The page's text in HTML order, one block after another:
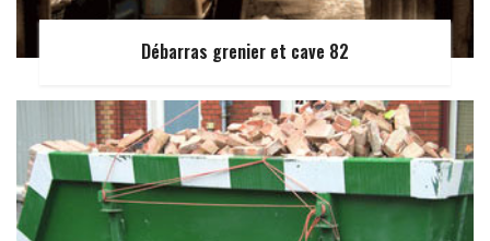
Débarras grenier et cave 82